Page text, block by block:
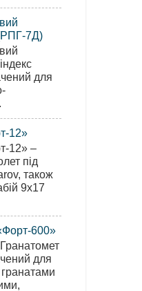
7Д)
для
12»
12» –
під
також
9х17
600»
для